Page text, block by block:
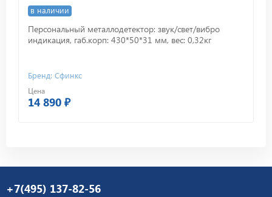
в наличии
Персональный металлодетектор: звук/свет/вибро
индикация, габ.корп: 430*50*31 мм, вес: 0,32кг
Бренд: Сфинкс
Цена
14 890 ₽
+7(495) 137-82-56